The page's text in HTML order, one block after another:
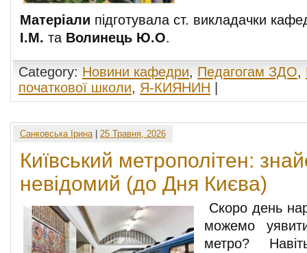
Матеріали підготувала ст. викладачки
І.М. та Волинець Ю.О.
Category: Новини кафедри, Педагогам ЗДО,
початкової школи, Я-КИЯНИН
Санковська Ірина| 25 Травня, 2026
Київський метрополітен:
невідомий (до Дня Києва)
Скоро день
можемо
метро?